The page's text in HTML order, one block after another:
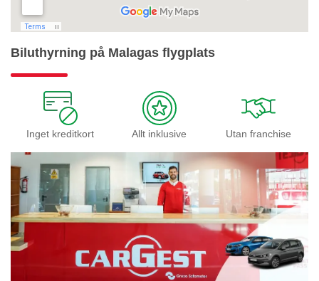
Biluthyrning på Malagas flygplats
Inget kreditkort Allt inklusive Utan franchise